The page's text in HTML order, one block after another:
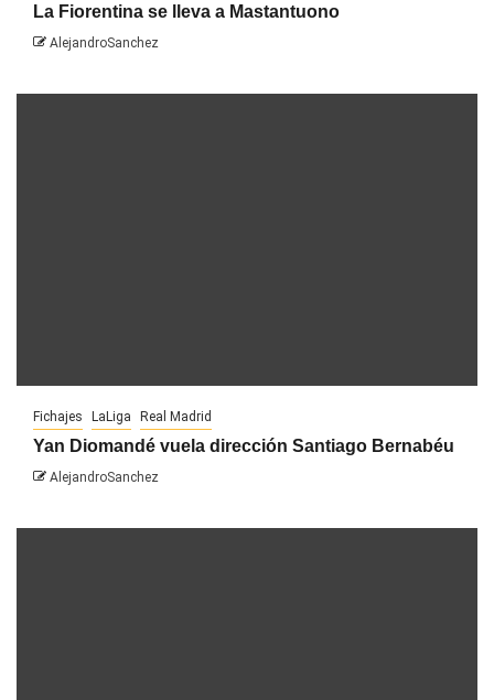
La Fiorentina se lleva a Mastantuono
AlejandroSanchez
Fichajes LaLiga Real Madrid
Yan Diomandé vuela dirección Santiago Bernabéu
AlejandroSanchez